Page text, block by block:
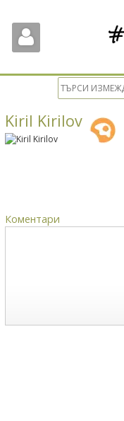
Kiril Kirilov
Коментари